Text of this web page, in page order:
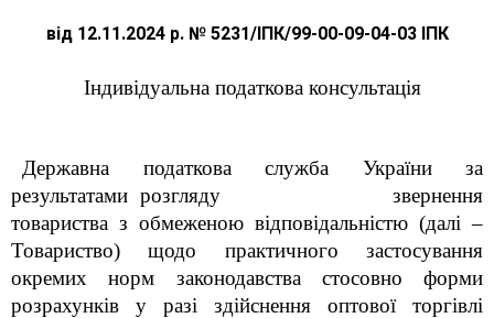
від 12.11.2024 р. № 5231/ІПК/99-00-09-04-03 ІПК
Індивідуальна податкова консультація
Державна податкова служба України за
результатами розгляду звернення
товариства з обмеженою відповідальністю (далі –
Товариство)щодо практичного застосування
окремих норм законодавства стосовно форми
розрахунків у разі здійснення оптової торгівлі